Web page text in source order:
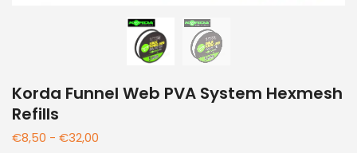
Korda Funnel Web PVA System Hexmesh
Refills
€8,50 - €32,00